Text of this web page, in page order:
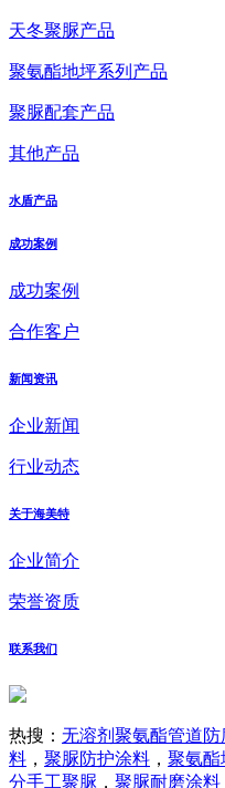
天冬聚脲产品
聚氨酯地坪系列产品
聚脲配套产品
其他产品
水盾产品
成功案例
成功案例
合作客户
新闻资讯
企业新闻
行业动态
关于海美特
企业简介
荣誉资质
联系我们
热搜： 无溶剂聚氨酯管道防
料 ， 聚脲防护涂料 ， 聚氨酯
分手工聚脲 ， 聚脲耐磨涂料